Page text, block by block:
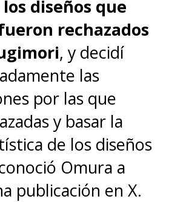
diseños que
rechazados
, y decidí
las
por las que
y basar la
de los diseños
Omura a
publicación en X.